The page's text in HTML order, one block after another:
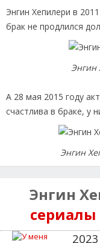
Энгин Хепилери в
брак не продлился
Энгин
А 28 мая 2015 году
счастлива в браке, у
Энгин
Энгин
сериалы
2023